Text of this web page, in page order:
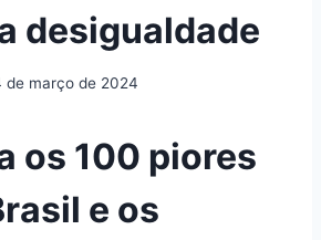
desigualdade
de março de 2024
os 100 piores
e os